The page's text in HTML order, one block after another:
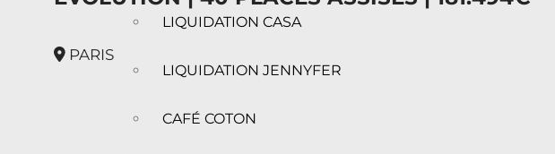
LIQUIDATION CASA
LIQUIDATION JENNYFER
CAFÉ COTON
PARIS